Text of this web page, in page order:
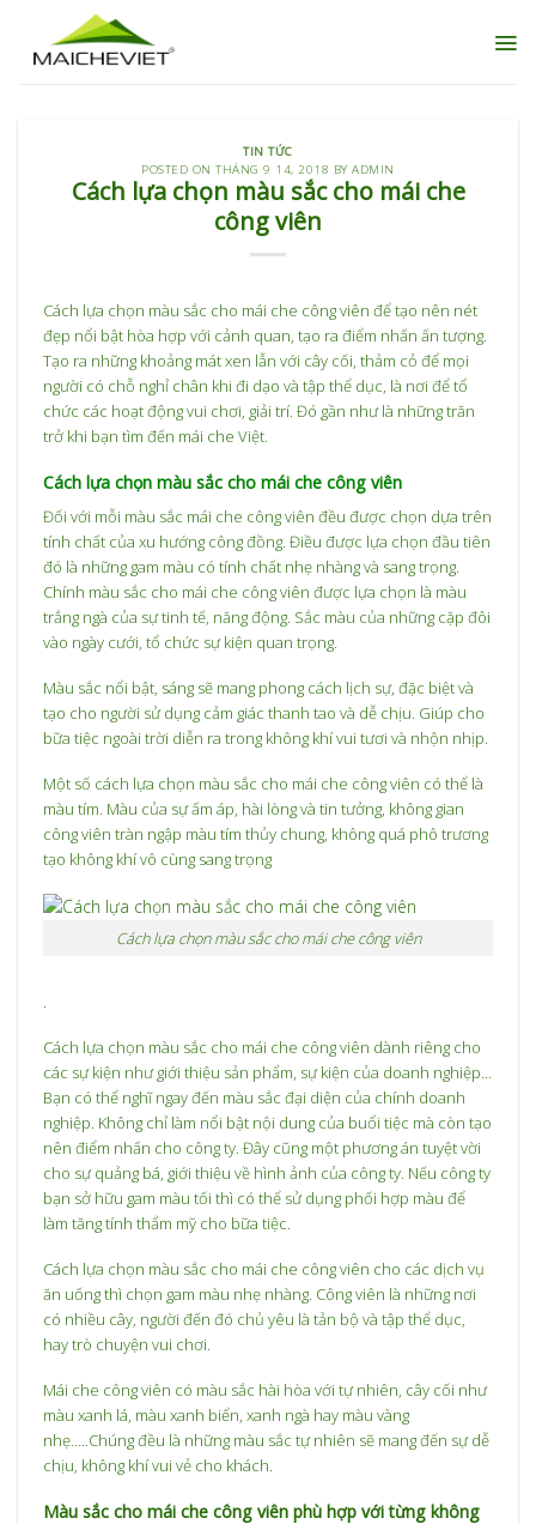
content
TIN TỨC
POSTED ONTHÁNG 9 14, 2018 BYADMIN
Cách lựa chọn màu sắc cho mái che
công viên
Cách lựa chọn màu sắc cho mái che công viên để tạo nên nét
đẹp nổi bật hòa hợp với cảnh quan, tạo ra điểm nhấn ấn tượng.
Tạo ra những khoảng mát xen lẫn với cây cối, thảm cỏ để mọi
người có chỗ nghỉ chân khi đi dạo và tập thể dục, là nơi để tổ
chức các hoạt động vui chơi, giải trí. Đó gần như là những trăn
trở khi bạn tìm đến mái che Việt.
Cách lựa chọn màu sắc cho mái che công viên
Đối với mỗi màu sắc mái che công viên đều được chọn dựa trên
tính chất của xu hướng công đồng. Điều được lựa chọn đầu tiên
đó là những gam màu có tính chất nhẹ nhàng và sang trọng.
Chính màu sắc cho mái che công viên được lựa chọn là màu
trắng ngà của sự tinh tế, năng động. Sắc màu của những cặp đôi
vào ngày cưới, tổ chức sự kiện quan trọng.
Màu sắc nổi bật, sáng sẽ mang phong cách lịch sự, đặc biệt và
tạo cho người sử dụng cảm giác thanh tao và dễ chịu. Giúp cho
bữa tiệc ngoài trời diễn ra trong không khí vui tươi và nhộn nhịp.
Một số cách lựa chọn màu sắc cho mái che công viên có thể là
màu tím. Màu của sự ấm áp, hài lòng và tin tưởng, không gian
công viên tràn ngập màu tím thủy chung, không quá phô trương
tạo không khí vô cùng sang trọng
Cách lựa chọn màu sắc cho mái che công viên
.
Cách lựa chọn màu sắc cho mái che công viên dành riêng cho
các sự kiện như giới thiệu sản phẩm, sự kiện của doanh nghiệp…
Bạn có thể nghĩ ngay đến màu sắc đại diện của chính doanh
nghiệp. Không chỉ làm nổi bật nội dung của buổi tiệc mà còn tạo
nên điểm nhấn cho công ty. Đây cũng một phương án tuyệt vời
cho sự quảng bá, giới thiệu về hình ảnh của công ty. Nếu công ty
bạn sở hữu gam màu tối thì có thể sử dụng phối hợp màu để
làm tăng tính thẩm mỹ cho bữa tiệc.
Cách lựa chọn màu sắc cho mái che công viên cho các dịch vụ
ăn uống thì chọn gam màu nhẹ nhàng. Công viên là những nơi
có nhiều cây, người đến đó chủ yêu là tản bộ và tập thể dục,
hay trò chuyện vui chơi.
Mái che công viên có màu sắc hài hòa với tự nhiên, cây cối như
màu xanh lá, màu xanh biển, xanh ngà hay màu vàng
nhẹ…..Chúng đều là những màu sắc tự nhiên sẽ mang đến sự dễ
chịu, không khí vui vẻ cho khách.
Màu sắc cho mái che công viên phù hợp với từng không